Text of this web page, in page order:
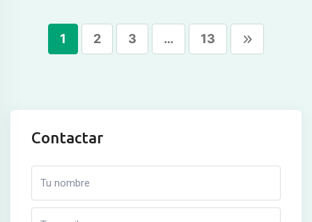
1 2 3 … 13
Contactar